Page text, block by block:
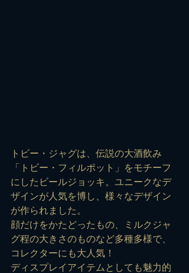
トビー・ジャグは、伝説の大酒飲み
「トビー・フィルポット」をモチーフ
にしたビールジョッキ。ユニークなデ
ザインが人気を博し、様々なデザイン
が作られました。
顔だけをかたどったもの、ミルクジャ
グ程の大きさのものなど多種多様で、
コレクターにも大人気！
ディスプレイアイテムとしても魅力的